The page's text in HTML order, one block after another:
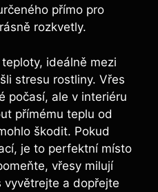
přímo pro
rozkvetly.
ideálně mezi
stresu rostliny. Vřes
počasí, ale v interiéru
přímému teplu od
škodit. Pokud
je to perfektní místo
vřesy milují
a dopřejte